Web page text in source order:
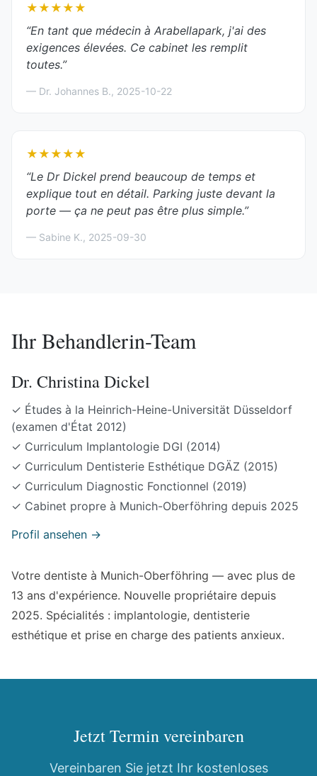
★★★★★
“En tant que médecin à Arabellapark, j'ai des
exigences élevées. Ce cabinet les remplit
toutes.”
— Dr. Johannes B., 2025-10-22
★★★★★
“Le Dr Dickel prend beaucoup de temps et
explique tout en détail. Parking juste devant la
porte — ça ne peut pas être plus simple.”
— Sabine K., 2025-09-30
Ihr Behandlerin-Team
Dr. Christina Dickel
✓ Études à la Heinrich-Heine-Universität Düsseldorf
(examen d'État 2012)
✓ Curriculum Implantologie DGI (2014)
✓ Curriculum Dentisterie Esthétique DGÄZ (2015)
✓ Curriculum Diagnostic Fonctionnel (2019)
✓ Cabinet propre à Munich-Oberföhring depuis 2025
Profil ansehen →
Votre dentiste à Munich-Oberföhring — avec plus de
13 ans d'expérience. Nouvelle propriétaire depuis
2025. Spécialités : implantologie, dentisterie
esthétique et prise en charge des patients anxieux.
Jetzt Termin vereinbaren
Vereinbaren Sie jetzt Ihr kostenloses